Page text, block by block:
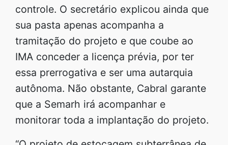
controle. O secretário explicou ainda que
sua pasta apenas acompanha a
tramitação do projeto e que coube ao
IMA conceder a licença prévia, por ter
essa prerrogativa e ser uma autarquia
autônoma. Não obstante, Cabral garante
que a Semarh irá acompanhar e
monitorar toda a implantação do projeto.